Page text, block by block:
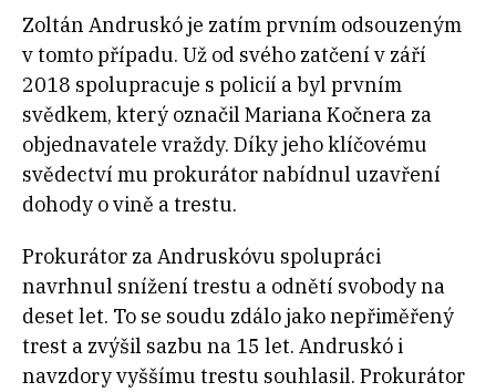
Zoltán Andruskó je zatím prvním odsouzeným
v tomto případu. Už od svého zatčení v září
2018 spolupracuje s policií a byl prvním
svědkem, který označil Mariana Kočnera za
objednavatele vraždy. Díky jeho klíčovému
svědectví mu prokurátor nabídnul uzavření
dohody o vině a trestu.
Prokurátor za Andruskóvu spolupráci
navrhnul snížení trestu a odnětí svobody na
deset let. To se soudu zdálo jako nepřiměřený
trest a zvýšil sazbu na 15 let. Andruskó i
navzdory vyššímu trestu souhlasil. Prokurátor